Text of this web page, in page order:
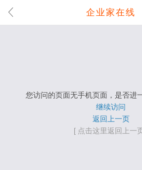
企业家在线
您访问的页面无手机页面，是否进
继续访问
返回上一页
[ 点击这里返回上一